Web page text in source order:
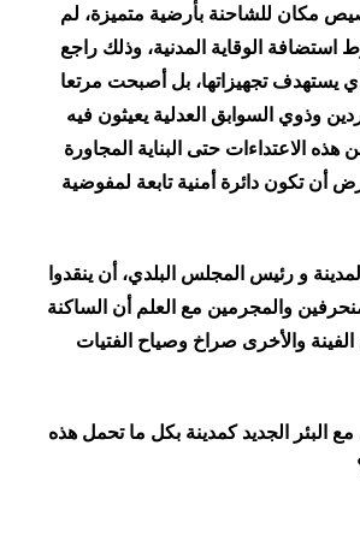
مكان للشاحنة بأرضية متميزة، لم
استضافة الوقاية المدنية، وذلك راجع
يستهدف تجهيزاتها، بل أصبحت مرتعا
وذوي السوابق العدلية يعيثون فيه
الاعتداءات حتى البناية المجاورة
أن تكون دائرة أمنية تابعة لمفوضية
و رئيس المجلس البلدي، أن ينقدوا
والمجرمين مع العلم أن الساكنة
والأخرى صراخ وصياح الفتيات
البئر الجديد كمدينة بكل ما تحمل هذه